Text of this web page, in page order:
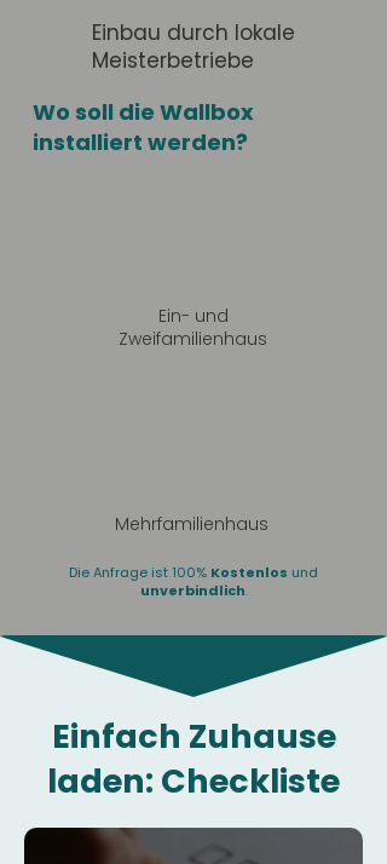
Einbau durch lokale
Meisterbetriebe
Wo soll die Wallbox
installiert werden?
Ein- und
Zweifamilienhaus
Mehrfamilienhaus
Die Anfrage ist 100% Kostenlos und
unverbindlich.
Einfach Zuhause
laden: Checkliste